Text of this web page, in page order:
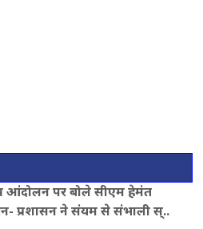
आंदोलन पर बोले सीएम हेमंत
प्रशासन ने संयम से संभाली स्..